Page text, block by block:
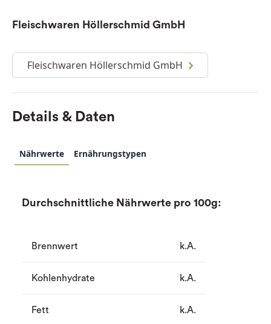
Fleischwaren Höllerschmid GmbH
Fleischwaren Höllerschmid GmbH
Details & Daten
Nährwerte Ernährungstypen
Durchschnittliche Nährwerte pro 100g:
Brennwert k.A.
Kohlenhydrate k.A.
Fett k.A.